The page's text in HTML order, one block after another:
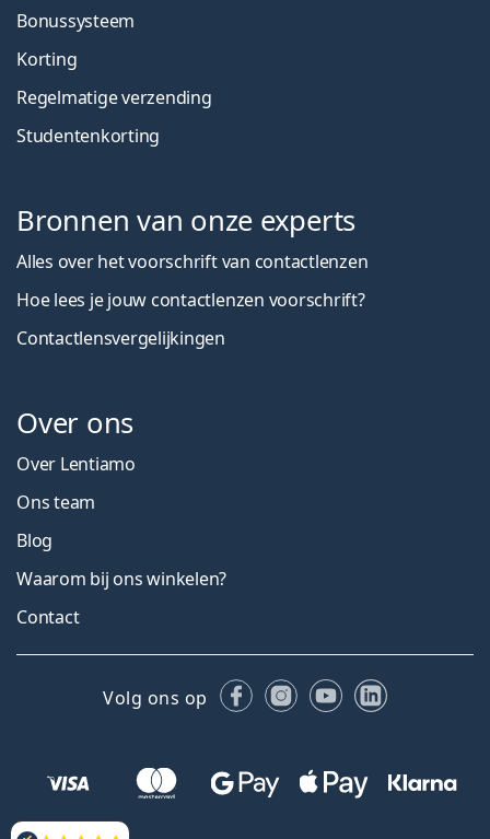
Bonussysteem
Korting
Regelmatige verzending
Studentenkorting
Bronnen van onze experts
Alles over het voorschrift van contactlenzen
Hoe lees je jouw contactlenzen voorschrift?
Contactlensvergelijkingen
Over ons
Over Lentiamo
Ons team
Blog
Waarom bij ons winkelen?
Contact
Volg ons op FacebookInstagram
YouTubeLinkedIn